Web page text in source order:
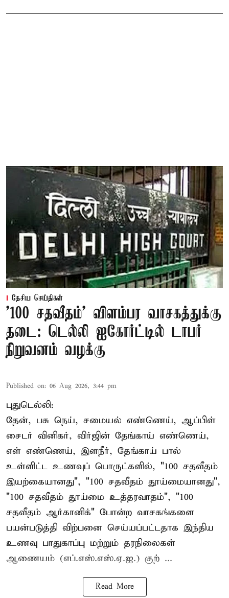
தேசிய செய்திகள்
'100 சதவீதம்' விளம்பர வாசகத்துக்கு
தடை: டெல்லி ஐகோர்ட்டில் டாபர்
நிறுவனம் வழக்கு
Published on: 06 Aug 2026, 3:44 pm
புதுடெல்லி:
தேன், பசு நெய், சமையல் எண்ணெய், ஆப்பிள்
சைடர் வினிகர், விர்ஜின் தேங்காய் எண்ணெய்,
எள் எண்ணெய், இளநீர், தேங்காய் பால்
உள்ளிட்ட உணவுப் பொருட்களில், "100 சதவீதம்
இயற்கையானது", "100 சதவீதம் தூய்மையானது",
"100 சதவீதம் தூய்மை உத்தரவாதம்", "100
சதவீதம் ஆர்கானிக்" போன்ற வாசகங்களை
பயன்படுத்தி விற்பனை செய்யப்பட்டதாக இந்திய
உணவு பாதுகாப்பு மற்றும் தரநிலைகள்
ஆணையம் (எப்.எஸ்.எஸ்.ஏ.ஐ.) குற் ...
Read More